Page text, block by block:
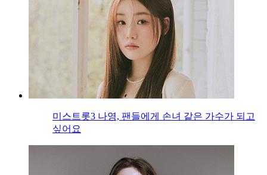
미스트롯3 나영, 팬들에게 손녀 같은 가수가 되고
싶어요